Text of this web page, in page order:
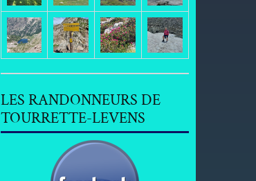
LES RANDONNEURS DE
TOURRETTE-LEVENS